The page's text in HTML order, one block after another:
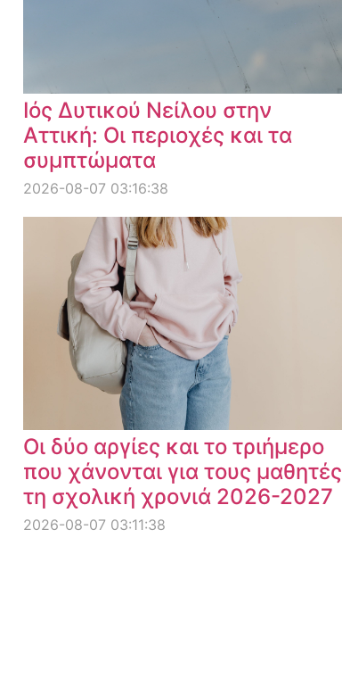
Ιός Δυτικού Νείλου στην
Αττική: Οι περιοχές και τα
συμπτώματα
2026-08-07 03:16:38
Οι δύο αργίες και το τριήμερο
που χάνονται για τους μαθητές
τη σχολική χρονιά 2026-2027
2026-08-07 03:11:38